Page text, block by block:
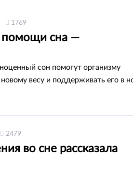
1769
помощи сна —
сон помогут организму
весу и поддерживать его в
2479
во сне рассказала